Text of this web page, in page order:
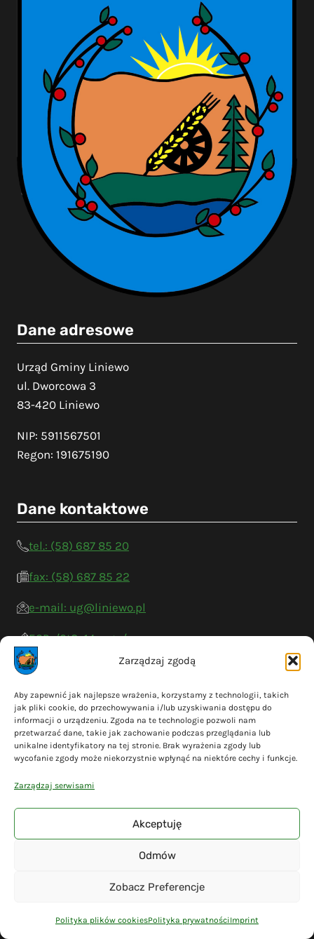
Zarządzaj zgodą
Aby zapewnić jak najlepsze wrażenia, korzystamy z technologii, takich
jak pliki cookie, do przechowywania i/lub uzyskiwania dostępu do
informacji o urządzeniu. Zgoda na te technologie pozwoli nam
przetwarzać dane, takie jak zachowanie podczas przeglądania lub
unikalne identyfikatory na tej stronie. Brak wyrażenia zgody lub
wycofanie zgody może niekorzystnie wpłynąć na niektóre cechy i funkcje.
Zarządzaj serwisami
Akceptuję
Odmów
Zobacz Preferencje
Polityka plików cookiesPolityka prywatnościImprint
Dane adresowe
Urząd Gminy Liniewo
ul. Dworcowa 3
83-420 Liniewo
NIP: 5911567501
Regon: 191675190
Dane kontaktowe
tel.: (58) 687 85 20
fax: (58) 687 85 22
e-mail: ug@liniewo.pl
ESP: /0t8o14cagu/
Godziny urzędowania
Poniedziałek: 7:30 - 15:30
Wtorek: 7:30 - 15:30
Środa: 7:30 - 16:30
Czwartek: 7:30 - 15:30
Piątek: 7:30 - 14:30
Polityka prywatności
Polityka plików cookies (EU)